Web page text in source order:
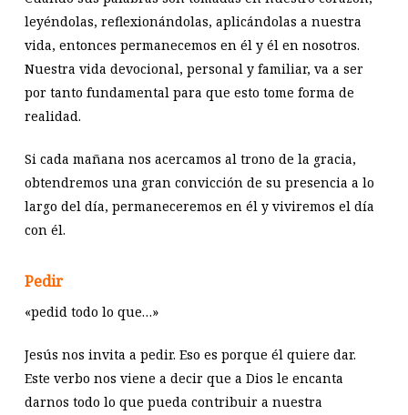
leyéndolas, reflexionándolas, aplicándolas a nuestra
vida, entonces permanecemos en él y él en nosotros.
Nuestra vida devocional, personal y familiar, va a ser
por tanto fundamental para que esto tome forma de
realidad.
Si cada mañana nos acercamos al trono de la gracia,
obtendremos una gran convicción de su presencia a lo
largo del día, permaneceremos en él y viviremos el día
con él.
Pedir
«pedid todo lo que…»
Jesús nos invita a pedir. Eso es porque él quiere dar.
Este verbo nos viene a decir que a Dios le encanta
darnos todo lo que pueda contribuir a nuestra